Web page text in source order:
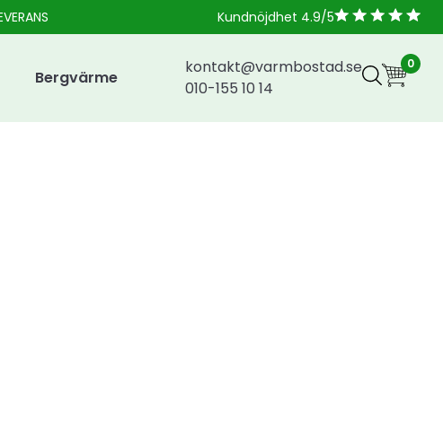
Kundnöjdhet 4.9/5
Bergvärme
kontakt@varmbostad.se
010-155 10 14
0